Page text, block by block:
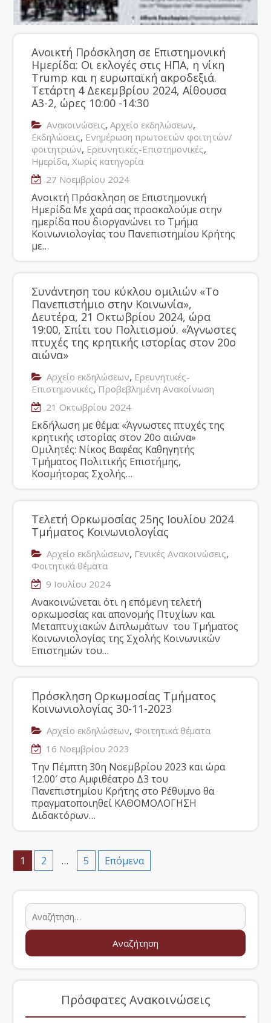
Ανοικτή Πρόσκληση σε Επιστημονική
Ημερίδα: Οι εκλογές στις ΗΠΑ, η νίκη
Trump και η ευρωπαϊκή ακροδεξιά.
Τετάρτη 4 Δεκεμβρίου 2024, Αίθουσα
Α3-2, ώρες 10:00 -14:30
Ανακοινώσεις,Αρχείο εκδηλώσεων,
Εκδηλώσεις, Ενημέρωση πρωτοετών φοιτητών/
φοιτητριών, Ερευνητικές-Επιστημονικές,
Ημερίδα,Χωρίς κατηγορία
27 Νοεμβρίου 2024
Ανοικτή Πρόσκληση σε Επιστημονική
Ημερίδα Με χαρά σας προσκαλούμε στην
ημερίδα που διοργανώνει το Τμήμα
Κοινωνιολογίας του Πανεπιστημίου Κρήτης
με…
Συνάντηση του κύκλου ομιλιών «Το
Πανεπιστήμιο στην Κοινωνία»,
Δευτέρα, 21 Οκτωβρίου 2024, ώρα
19:00, Σπίτι του Πολιτισμού. «Άγνωστες
πτυχές της κρητικής ιστορίας στον 20ο
αιώνα»
Αρχείο εκδηλώσεων, Ερευνητικές-
Επιστημονικές, Προβεβλημένη Ανακοίνωση
21 Οκτωβρίου 2024
Εκδήλωση με θέμα: «Άγνωστες πτυχές της
κρητικής ιστορίας στον 20ο αιώνα»
Ομιλητές: Νίκος Βαφέας Καθηγητής
Τμήματος Πολιτικής Επιστήμης,
Κοσμήτορας Σχολής…
Τελετή Ορκωμοσίας 25ης Ιουλίου 2024
Τμήματος Κοινωνιολογίας
Αρχείο εκδηλώσεων, Γενικές Ανακοινώσεις,
Φοιτητικά θέματα
9 Ιουλίου 2024
Ανακοινώνεται ότι η επόμενη τελετή
ορκωμοσίας και απονομής Πτυχίων και
Μεταπτυχιακών Διπλωμάτων του Τμήματος
Κοινωνιολογίας της Σχολής Κοινωνικών
Επιστημών του…
Πρόσκληση Ορκωμοσίας Τμήματος
Κοινωνιολογίας 30-11-2023
Αρχείο εκδηλώσεων, Φοιτητικά θέματα
16 Νοεμβρίου 2023
Την Πέμπτη 30η Νοεμβρίου 2023 και ώρα
12.00′ στο Αμφιθέατρο Δ3 του
Πανεπιστημίου Κρήτης στο Ρέθυμνο θα
πραγματοποιηθεί ΚΑΘΟΜΟΛΟΓΗΣΗ
Διδακτόρων…
1 2 … 5 Επόμενα
Πρόσφατες Ανακοινώσεις